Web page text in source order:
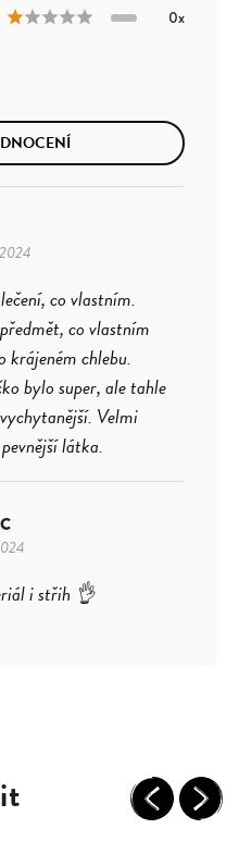
0x
co vlastním.
co vlastním
krájeném chlebu.
bylo super, ale tahle
Velmi
látka.
i střih 👌
PreviousNext